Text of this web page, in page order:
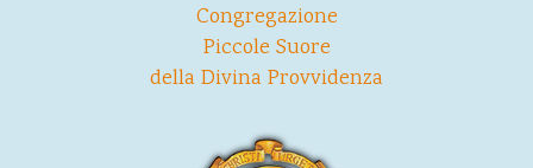
Congregazione
Piccole Suore
della Divina Provvidenza